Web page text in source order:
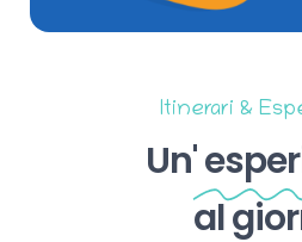
Itinerari &
Un'
al